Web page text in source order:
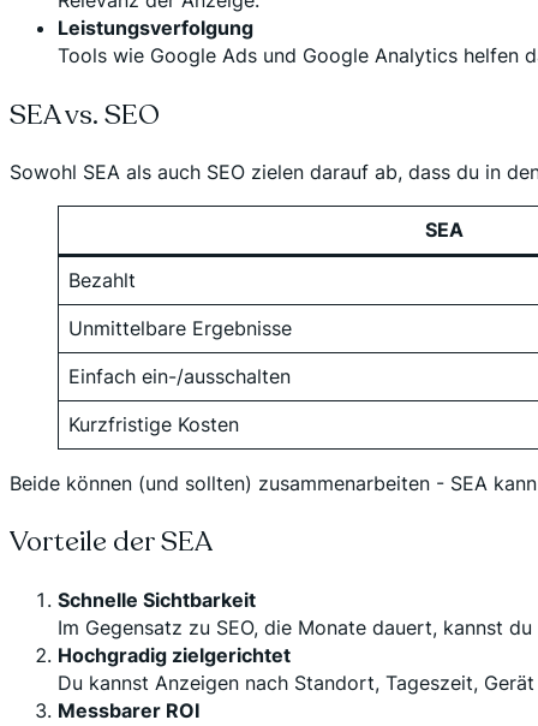
Leistungsverfolgung
Tools wie Google Ads und Google Analytics helfen
SEA vs. SEO
Sowohl SEA als auch SEO zielen darauf ab, dass du in
SEA
Bezahlt
Unmittelbare Ergebnisse
Einfach ein-/ausschalten
Kurzfristige Kosten
Beide können (und sollten) zusammenarbeiten - SEA
Vorteile der SEA
Schnelle Sichtbarkeit
Im Gegensatz zu SEO, die Monate dauert, kannst
Hochgradig zielgerichtet
Du kannst Anzeigen nach Standort, Tageszeit,
Messbarer ROI